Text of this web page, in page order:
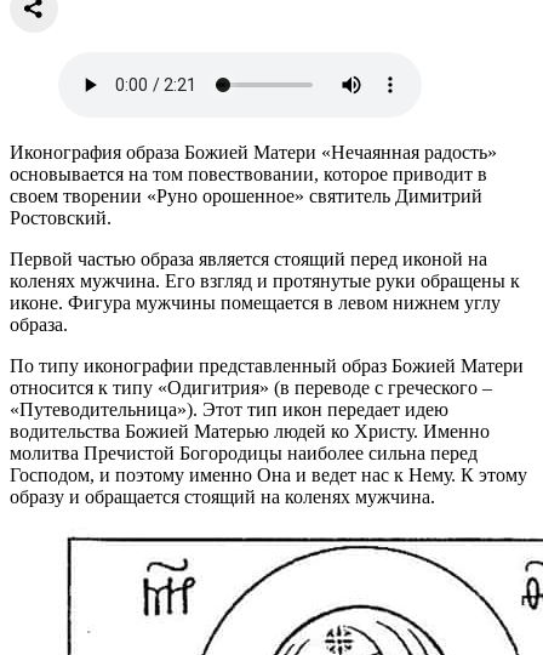
Иконография образа Божией Матери «Нечаянная радость»
основывается на том повествовании, которое приводит в
своем творении «Руно орошенное» святитель Димитрий
Ростовский.
Первой частью образа является стоящий перед иконой на
коленях мужчина. Его взгляд и протянутые руки обращены к
иконе. Фигура мужчины помещается в левом нижнем углу
образа.
По типу иконографии представленный образ Божией Матери
относится к типу «Одигитрия» (в переводе с греческого –
«Путеводительница»). Этот тип икон передает идею
водительства Божией Матерью людей ко Христу. Именно
молитва Пречистой Богородицы наиболее сильна перед
Господом, и поэтому именно Она и ведет нас к Нему. К этому
образу и обращается стоящий на коленях мужчина.